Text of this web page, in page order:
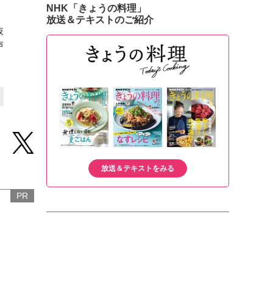
PR
NHK「きょうの料理」
放送＆テキストのご紹介
放送＆テキストをみる